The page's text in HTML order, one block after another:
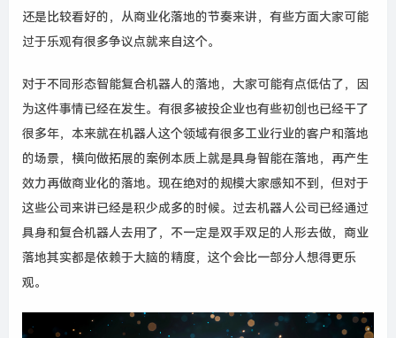
还是比较看好的，从商业化落地的节奏来讲，有些方面大家可能
过于乐观有很多争议点就来自这个。
对于不同形态智能复合机器人的落地，大家可能有点低估了，因
为这件事情已经在发生。有很多被投企业也有些初创也已经干了
很多年，本来就在机器人这个领域有很多工业行业的客户和落地
的场景，横向做拓展的案例本质上就是具身智能在落地，再产生
效力再做商业化的落地。现在绝对的规模大家感知不到，但对于
这些公司来讲已经是积少成多的时候。过去机器人公司已经通过
具身和复合机器人去用了，不一定是双手双足的人形去做，商业
落地其实都是依赖于大脑的精度，这个会比一部分人想得更乐
观。